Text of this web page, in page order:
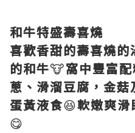
和牛特盛壽喜燒
喜歡香甜的壽喜燒的
的和牛🐮窩中豐富
蔥、滑溜豆腐，金菇
蛋黃液食😆軟嫩爽滑
😋